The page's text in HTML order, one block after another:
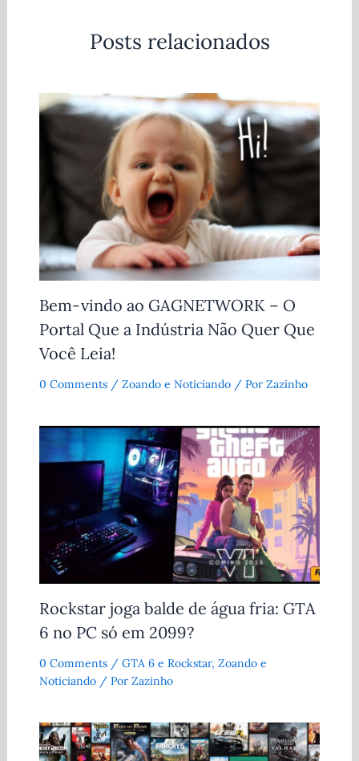
Posts relacionados
Bem-vindo ao GAGNETWORK – O
Portal Que a Indústria Não Quer Que
Você Leia!
0 Comments / Zoando e Noticiando/ Por Zazinho
Rockstar joga balde de água fria: GTA
6 no PC só em 2099?
0 Comments / GTA 6 e Rockstar, Zoando e
Noticiando/ Por Zazinho